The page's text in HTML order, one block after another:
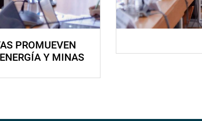
PROMUEVEN
Y MINAS